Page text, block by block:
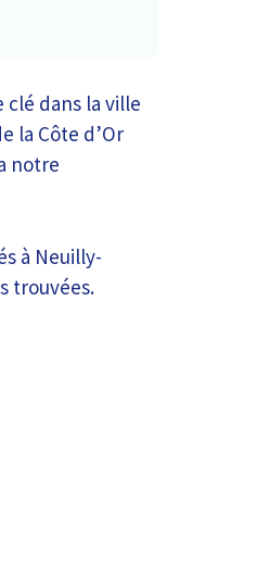
clé dans la ville
la Côte d’Or
notre
à Neuilly-
trouvées.